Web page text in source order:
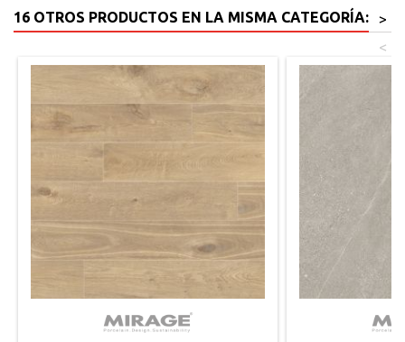
16 OTROS PRODUCTOS EN LA MISMA CATEGORÍA:
>
<